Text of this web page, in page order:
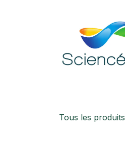
Tous les produits